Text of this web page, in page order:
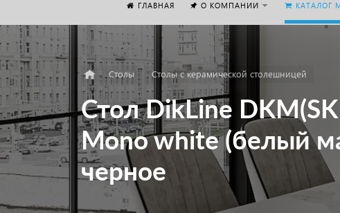
ГЛАВНАЯ О КОМПАНИИ КАТАЛОГ
Столы Столы с керамической столешницей
Стол DikLine
Mono white (белый
черное